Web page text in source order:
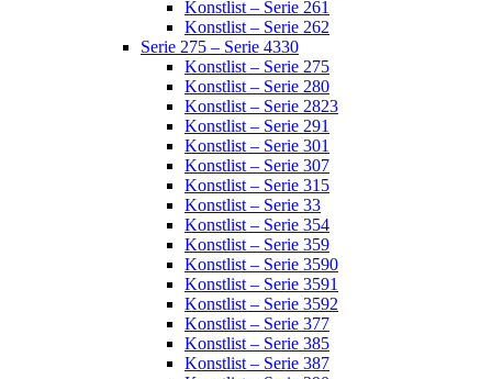
Konstlist – Serie 261
Konstlist – Serie 262
Serie 275 – Serie 4330
Konstlist – Serie 275
Konstlist – Serie 280
Konstlist – Serie 2823
Konstlist – Serie 291
Konstlist – Serie 301
Konstlist – Serie 307
Konstlist – Serie 315
Konstlist – Serie 33
Konstlist – Serie 354
Konstlist – Serie 359
Konstlist – Serie 3590
Konstlist – Serie 3591
Konstlist – Serie 3592
Konstlist – Serie 377
Konstlist – Serie 385
Konstlist – Serie 387